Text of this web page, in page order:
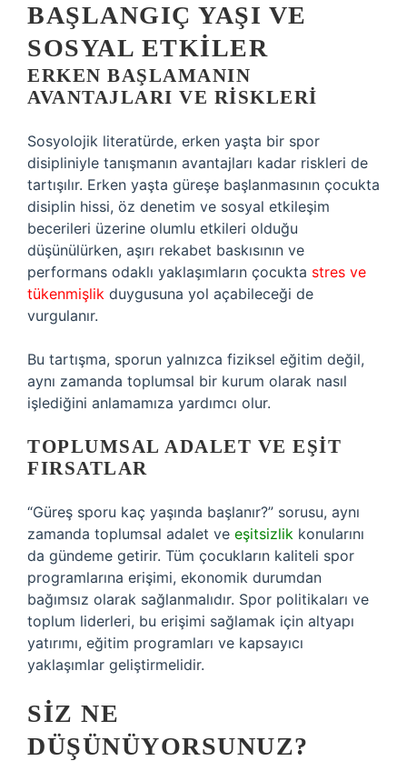
BAŞLANGIÇ YAŞI VE
SOSYAL ETKILER
ERKEN BAŞLAMANIN
AVANTAJLARI VE RISKLERI
Sosyolojik literatürde, erken yaşta bir spor
disipliniyle tanışmanın avantajları kadar riskleri de
tartışılır. Erken yaşta güreşe başlanmasının çocukta
disiplin hissi, öz denetim ve sosyal etkileşim
becerileri üzerine olumlu etkileri olduğu
düşünülürken, aşırı rekabet baskısının ve
performans odaklı yaklaşımların çocukta stres ve
tükenmişlik duygusuna yol açabileceği de
vurgulanır.
Bu tartışma, sporun yalnızca fiziksel eğitim değil,
aynı zamanda toplumsal bir kurum olarak nasıl
işlediğini anlamamıza yardımcı olur.
TOPLUMSAL ADALET VE EŞIT
FIRSATLAR
“Güreş sporu kaç yaşında başlanır?” sorusu, aynı
zamanda toplumsal adalet ve eşitsizlik konularını
da gündeme getirir. Tüm çocukların kaliteli spor
programlarına erişimi, ekonomik durumdan
bağımsız olarak sağlanmalıdır. Spor politikaları ve
toplum liderleri, bu erişimi sağlamak için altyapı
yatırımı, eğitim programları ve kapsayıcı
yaklaşımlar geliştirmelidir.
SIZ NE
DÜŞÜNÜYORSUNUZ?